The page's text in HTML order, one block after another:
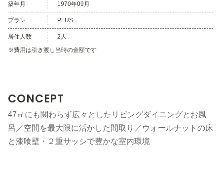
築年月 1970年09月
プラン PLUS
居住人数
2人
※費用は引き渡し当時の金額です
CONCEPT
47㎡にも関わらず広々としたリビングダイニングとお風
呂／空間を最大限に活かした間取り／ウォールナットの床
と漆喰壁・２重サッシで豊かな室内環境